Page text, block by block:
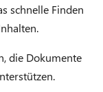
schnelle Finden
die Dokumente